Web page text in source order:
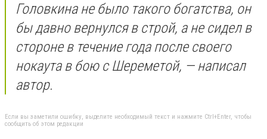
Головкина не было такого богатства, он
бы давно вернулся в строй, а не сидел в
стороне в течение года после своего
нокаута в бою с Шереметой, — написал
автор.
Если вы заметили ошибку, выделите необходимый текст и нажмите Ctrl+Enter, чтобы
сообщить об этом редакции